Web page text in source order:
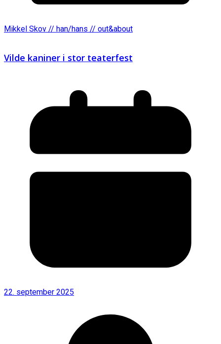
Mikkel Skov // han/hans // out&about
Vilde kaniner i stor teaterfest
22. september 2025